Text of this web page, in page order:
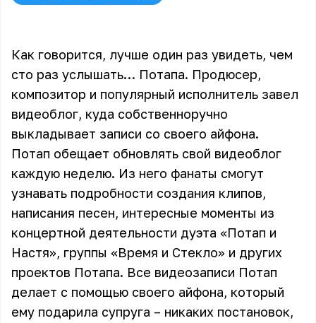
Как говорится, лучше один раз увидеть, чем
сто раз услышать… Потапа. Продюсер,
композитор и популярный исполнитель завел
видеоблог, куда собственноручно
выкладывает записи со своего айфона.
Потап обещает обновлять свой видеоблог
каждую неделю. Из него фанаты смогут
узнавать подробности создания клипов,
написания песен, интересные моменты из
концертной деятельности дуэта «Потап и
Настя», группы «Время и Стекло» и других
проектов Потапа. Все видеозаписи Потап
делает с помощью своего айфона, который
ему подарила супруга – никаких постановок,